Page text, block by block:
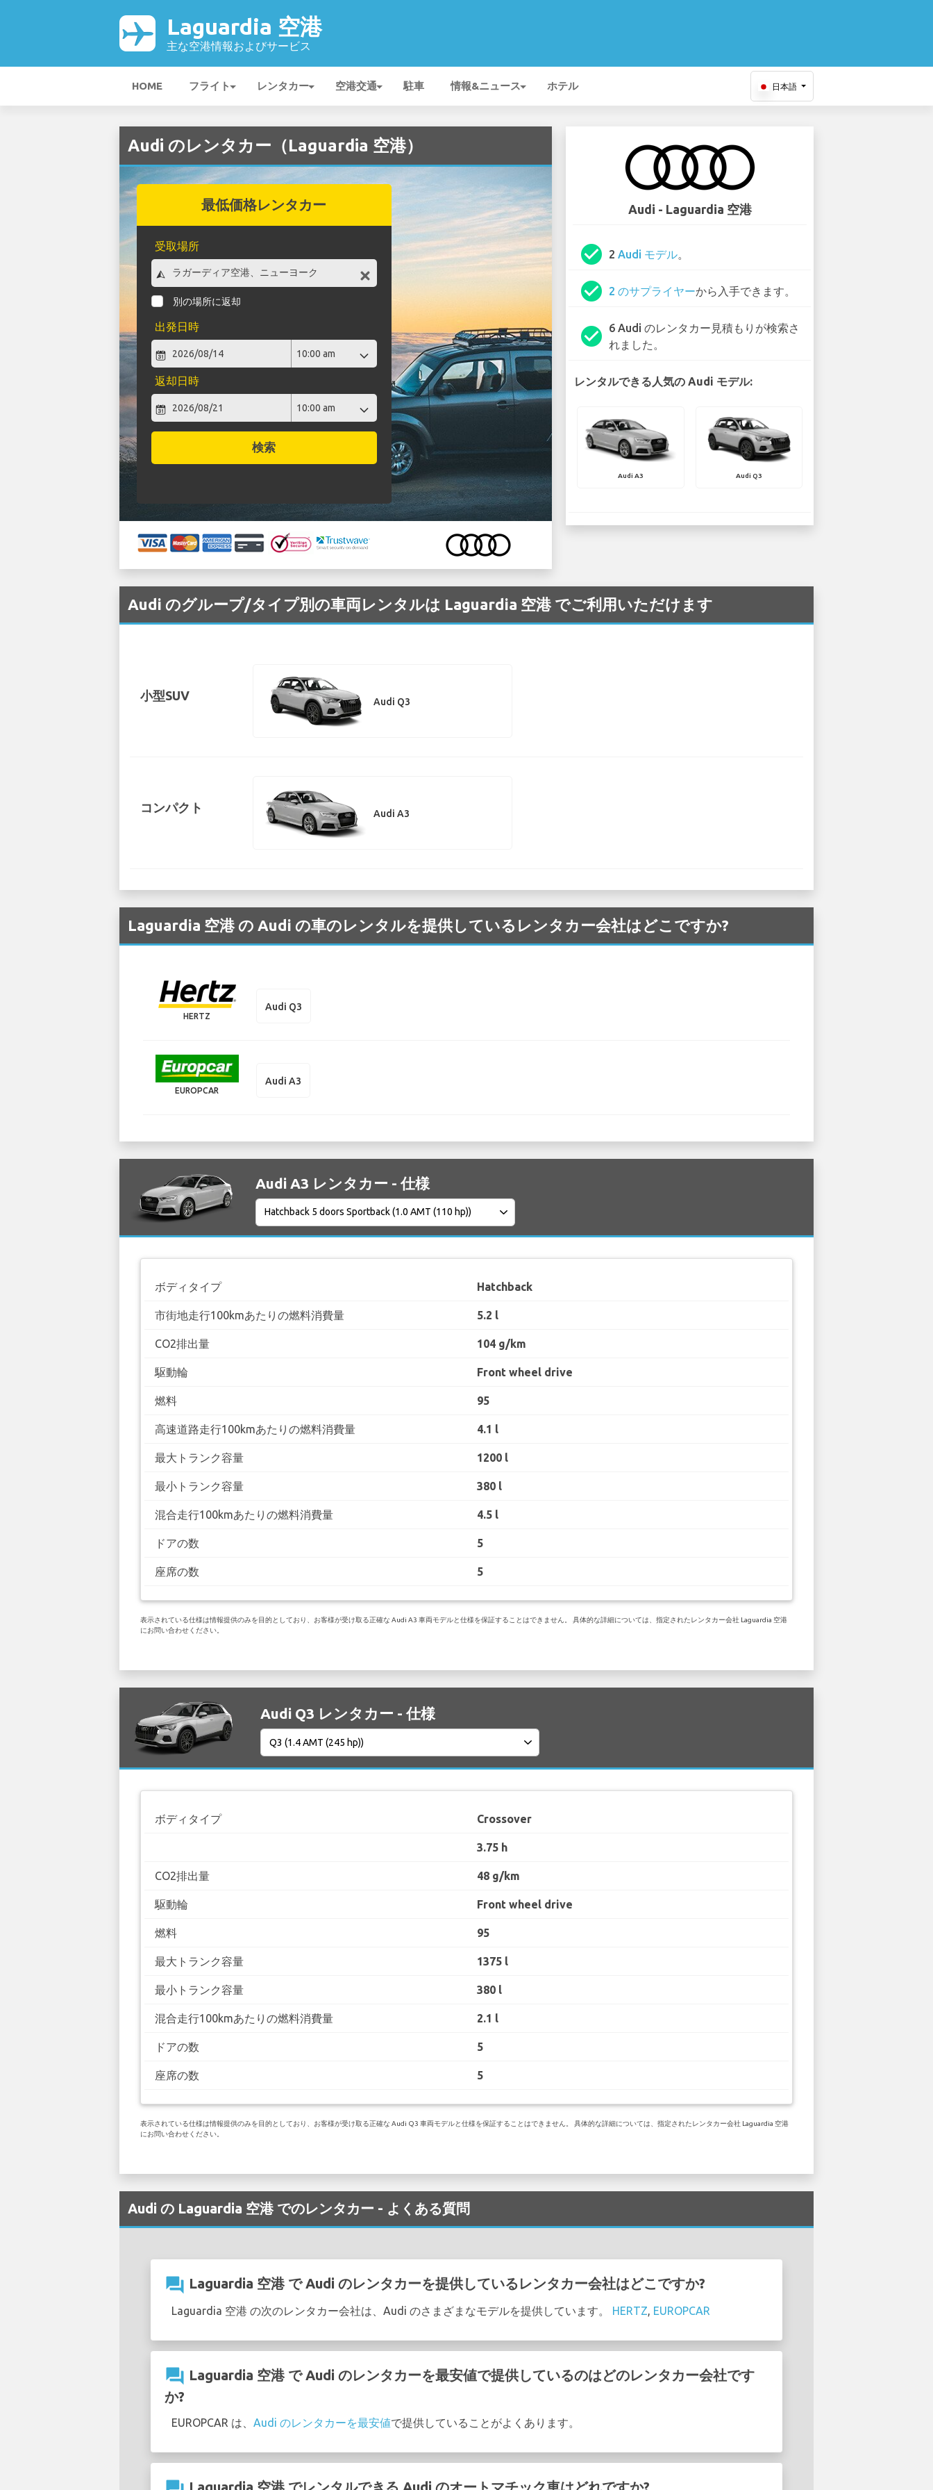
Laguardia 空港
主な空港情報およびサービス
HOME フライト レンタカー 空港交通 駐車 情報&ニュース ホテル 日本語
Audi のレンタカー（Laguardia 空港）
最低価格レンタカー
受取場所
別の場所に返却
出発日時
返却日時
検索
Audi - Laguardia 空港
check_circle 2Audi モデル。
check_circle 2 のサプライヤーから入手できます。
check_circle
6 Audi のレンタカー見積もりが検索さ
れました。
レンタルできる人気の Audi モデル:
Audi A3 Audi Q3
Audi のグループ/タイプ別の車両レンタルは Laguardia 空港 でご利用いただけます
小型SUV Audi Q3
コンパクト Audi A3
Laguardia 空港 の Audi の車のレンタルを提供しているレンタカー会社はどこですか?
HERTZ
Audi Q3
EUROPCAR
Audi A3
Audi A3 レンタカー - 仕様
ボディタイプ Hatchback
市街地走行100kmあたりの燃料消費量 5.2 l
CO2排出量 104 g/km
駆動輪 Front wheel drive
燃料 95
高速道路走行100kmあたりの燃料消費量 4.1 l
最大トランク容量 1200 l
最小トランク容量 380 l
混合走行100kmあたりの燃料消費量 4.5 l
ドアの数 5
座席の数 5
表示されている仕様は情報提供のみを目的としており、お客様が受け取る正確な Audi A3 車両モデルと仕様を保証することはできません。 具体的な詳細については、指定されたレンタカー会社 Laguardia 空港
にお問い合わせください。
Audi Q3 レンタカー - 仕様
ボディタイプ Crossover
3.75 h
CO2排出量 48 g/km
駆動輪 Front wheel drive
燃料 95
最大トランク容量 1375 l
最小トランク容量 380 l
混合走行100kmあたりの燃料消費量 2.1 l
ドアの数 5
座席の数 5
表示されている仕様は情報提供のみを目的としており、お客様が受け取る正確な Audi Q3 車両モデルと仕様を保証することはできません。 具体的な詳細については、指定されたレンタカー会社 Laguardia 空港
にお問い合わせください。
Audi の Laguardia 空港 でのレンタカー - よくある質問
question_answer Laguardia 空港 で Audi のレンタカーを提供しているレンタカー会社はどこですか?
Laguardia 空港 の次のレンタカー会社は、Audi のさまざまなモデルを提供しています。 HERTZ, EUROPCAR
question_answer Laguardia 空港 で Audi のレンタカーを最安値で提供しているのはどのレンタカー会社です
か?
EUROPCAR は、 Audi のレンタカーを最安値で提供していることがよくあります。